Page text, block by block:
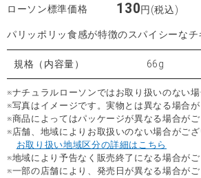
ローソン標準価格 130円(税込)
パリッポリッ食感が特徴のスパイシーなチ
規格（内容量） 66g
※ナチュラルローソンではお取り扱いのない場
※写真はイメージです。実物とは異なる場合が
※商品によってはパッケージが異なる場合がご
※店舗、地域によりお取扱いのない場合がござ
お取り扱い地域区分の詳細はこちら
※地域により予告なく販売終了になる場合がご
※一部の店舗により、発売日が異なる場合がご